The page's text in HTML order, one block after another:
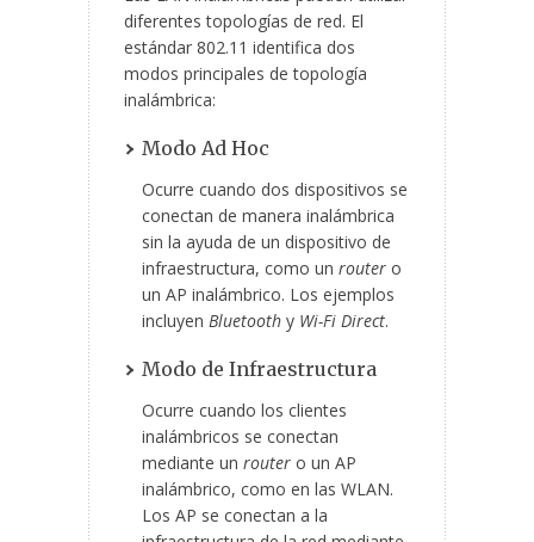
diferentes topologías de red. El
estándar 802.11 identifica dos
modos principales de topología
inalámbrica:
Modo Ad Hoc
Ocurre cuando dos dispositivos se
conectan de manera inalámbrica
sin la ayuda de un dispositivo de
infraestructura, como un router o
un AP inalámbrico. Los ejemplos
incluyen Bluetooth y Wi-Fi Direct.
Modo de Infraestructura
Ocurre cuando los clientes
inalámbricos se conectan
mediante un router o un AP
inalámbrico, como en las WLAN.
Los AP se conectan a la